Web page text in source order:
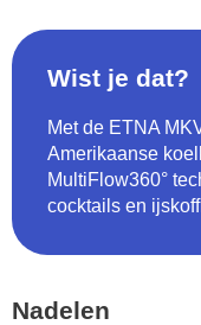
Wist je dat?
Met de ETNA
Amerikaanse
MultiFlow360°
cocktails en
Nadelen